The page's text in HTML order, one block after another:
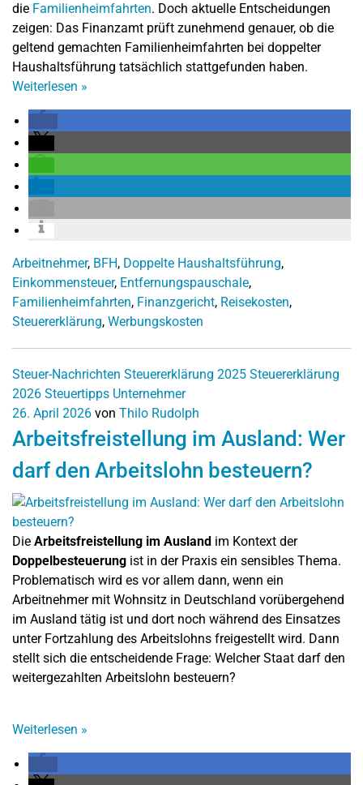
die Familienheimfahrten. Doch aktuelle Entscheidungen
zeigen: Das Finanzamt prüft zunehmend genauer, ob die
geltend gemachten Familienheimfahrten bei doppelter
Haushaltsführung tatsächlich stattgefunden haben.
Weiterlesen »
Arbeitnehmer, BFH, Doppelte Haushaltsführung,
Einkommensteuer, Entfernungspauschale,
Familienheimfahrten, Finanzgericht, Reisekosten,
Steuererklärung, Werbungskosten
Steuer-Nachrichten Steuererklärung 2025 Steuererklärung
2026 Steuertipps Unternehmer
26. April 2026 von Thilo Rudolph
Arbeitsfreistellung im Ausland: Wer
darf den Arbeitslohn besteuern?
Die Arbeitsfreistellung im Ausland im Kontext der
Doppelbesteuerung ist in der Praxis ein sensibles Thema.
Problematisch wird es vor allem dann, wenn ein
Arbeitnehmer mit Wohnsitz in Deutschland vorübergehend
im Ausland tätig ist und dort noch während des Einsatzes
unter Fortzahlung des Arbeitslohns freigestellt wird. Dann
stellt sich die entscheidende Frage: Welcher Staat darf den
weitergezahlten Arbeitslohn besteuern?
Weiterlesen »